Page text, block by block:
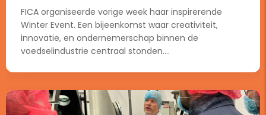
FICA organiseerde vorige week haar inspirerende
Winter Event. Een bijeenkomst waar creativiteit,
innovatie, en ondernemerschap binnen de
voedselindustrie centraal stonden....